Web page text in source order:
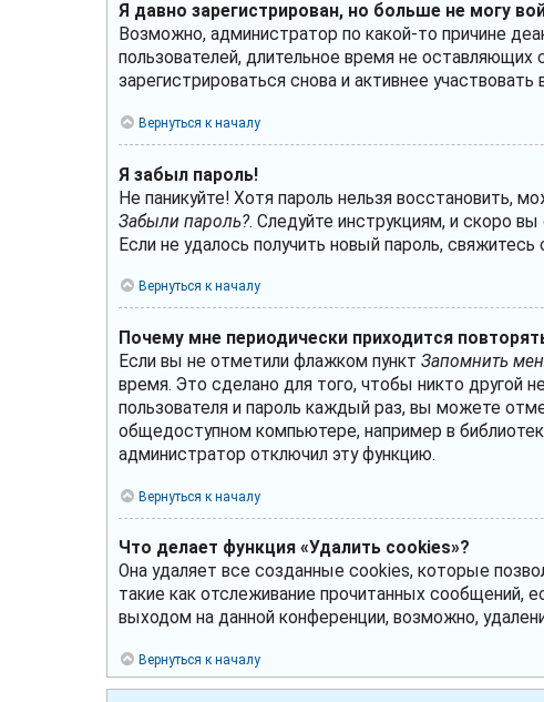
Я давно зарегистрирован, но больше не могу
Возможно, администратор по какой-то причине
пользователей, длительное время не
зарегистрироваться снова и активнее участвовать
Вернуться к началу
Я забыл пароль!
Не паникуйте! Хотя пароль нельзя восстановить,
Забыли пароль?. Следуйте инструкциям, и скоро
Если не удалось получить новый пароль,
Вернуться к началу
Почему мне периодически приходится
Если вы не отметили флажком пункт Запомнить
время. Это сделано для того, чтобы никто другой
пользователя и пароль каждый раз, вы можете
общедоступном компьютере, например в
администратор отключил эту функцию.
Вернуться к началу
Что делает функция «Удалить cookies»?
Она удаляет все созданные cookies, которые
такие как отслеживание прочитанных сообщений,
выходом на данной конференции, возможно,
Вернуться к началу